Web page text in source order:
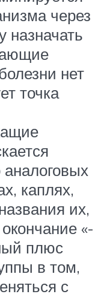
через
назначать
нет
точка
каплях,
их,
«-
плюс
в том,
с